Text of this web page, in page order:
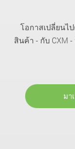
โอกาสเปลี่ยนไ
สินค้า - กับ CXM
มา